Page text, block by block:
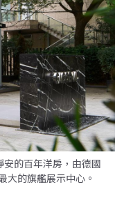
安的百年洋房，由德國
大的旗艦展示中心。